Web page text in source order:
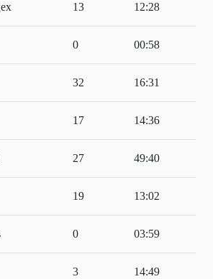
13 12:28
0 00:58
32 16:31
17 14:36
27 49:40
19 13:02
0 03:59
3 14:49